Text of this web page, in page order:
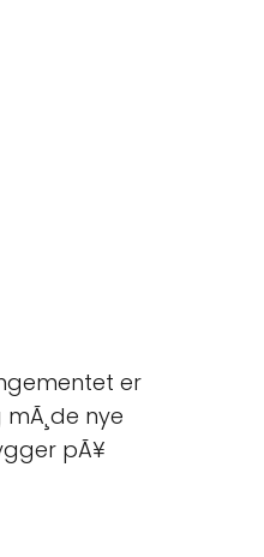
er
nye
pÃ¥